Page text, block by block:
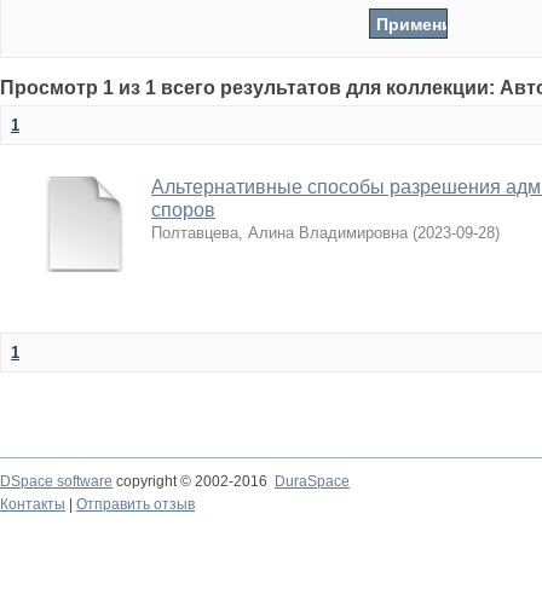
Просмотр 1 из 1 всего результатов для коллекции:
1
Альтернативные способы разрешения
споров
Полтавцева, Алина Владимировна (2023-09-28)
1
DSpace software copyright © 2002-2016
DuraSpace
Контакты
Отправить отзыв